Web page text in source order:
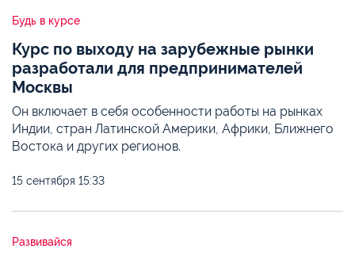
Будь в курсе
Курс по выходу на зарубежные рынки
разработали для предпринимателей
Москвы
Он включает в себя особенности работы на рынках
Индии, стран Латинской Америки, Африки, Ближнего
Востока и других регионов.
15 сентября 15:33
Развивайся